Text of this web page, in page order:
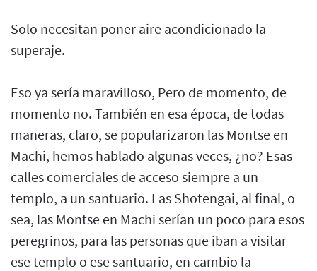
Solo necesitan poner aire acondicionado la
superaje.
Eso ya sería maravilloso, Pero de momento, de
momento no. También en esa época, de todas
maneras, claro, se popularizaron las Montse en
Machi, hemos hablado algunas veces, ¿no? Esas
calles comerciales de acceso siempre a un
templo, a un santuario. Las Shotengai, al final, o
sea, las Montse en Machi serían un poco para esos
peregrinos, para las personas que iban a visitar
ese templo o ese santuario, en cambio la